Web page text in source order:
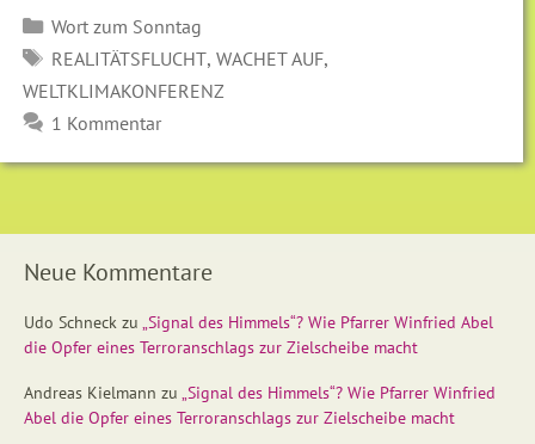
Kategorien
Wort zum Sonntag
SCHLAGWÖRTER
REALITÄTSFLUCHT, WACHET AUF,
WELTKLIMAKONFERENZ
1 Kommentar
Neue Kommentare
Udo Schneck zu „Signal des Himmels“? Wie Pfarrer Winfried Abel
die Opfer eines Terroranschlags zur Zielscheibe macht
Andreas Kielmann zu „Signal des Himmels“? Wie Pfarrer Winfried
Abel die Opfer eines Terroranschlags zur Zielscheibe macht